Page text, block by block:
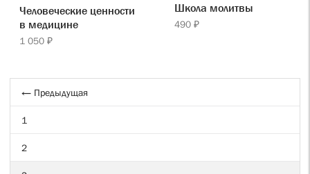
Человеческие ценности
в медицине
1 050 ₽
Школа молитвы
490 ₽
← Предыдущая
1
2